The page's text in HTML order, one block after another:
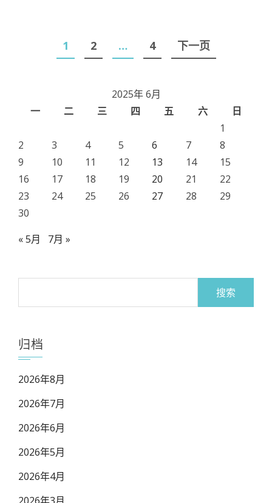
1 2 … 4 下一页
2025年 6月
一
二 三 四 五 六
日
1
2
3 4 5 6 7
8
9
10 11 12 13 14
15
16
17 18 19 20 21
22
23
24 25 26 27 28
29
30
« 5月
7月 »
归档
2026年8月
2026年7月
2026年6月
2026年5月
2026年4月